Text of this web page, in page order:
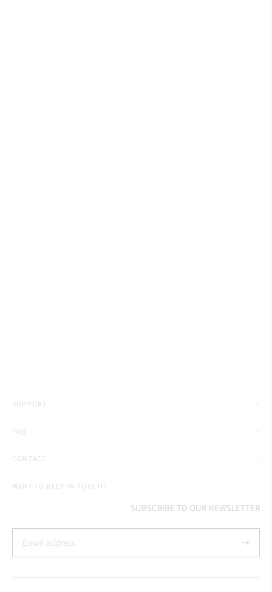
SUPPORT
FAQ
CONTACT
WANT TO KEEP IN TOUCH?
SUBSCRIBE TO OUR NEWSLETTER